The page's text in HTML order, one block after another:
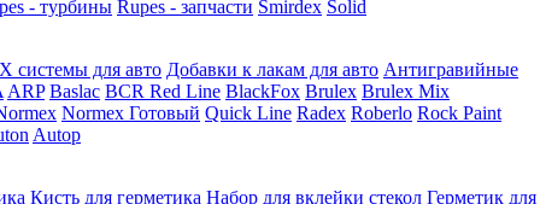
- турбины Rupes - запчасти Smirdex Solid
системы для авто Добавки к лакам для авто Антигравийные
ARP Baslac BCR Red Line BlackFox Brulex Brulex Mix
Normex Готовый Quick Line Radex Roberlo Rock Paint
Autop
Кисть для герметика Набор для вклейки стекол Герметик для